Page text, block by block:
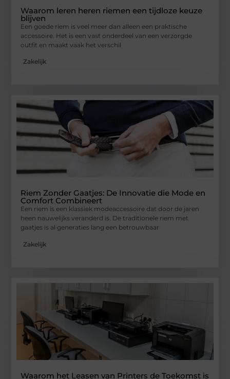
Waarom leren heren riemen een tijdloze keuze
blijven
Een goede riem is veel meer dan alleen een praktische
accessoire. Het is een vast onderdeel van een verzorgde
outfit en maakt vaak het verschil
Zakelijk
Riem Zonder Gaatjes: De Innovatie die Mode en
Comfort Combineert
Een riem is een klassiek modeaccessoire dat door de jaren
heen nauwelijks veranderd is. De traditionele riem met
gaatjes is al generaties lang een betrouwbaar
Zakelijk
Waarom het Leasen van Printers de Toekomst is